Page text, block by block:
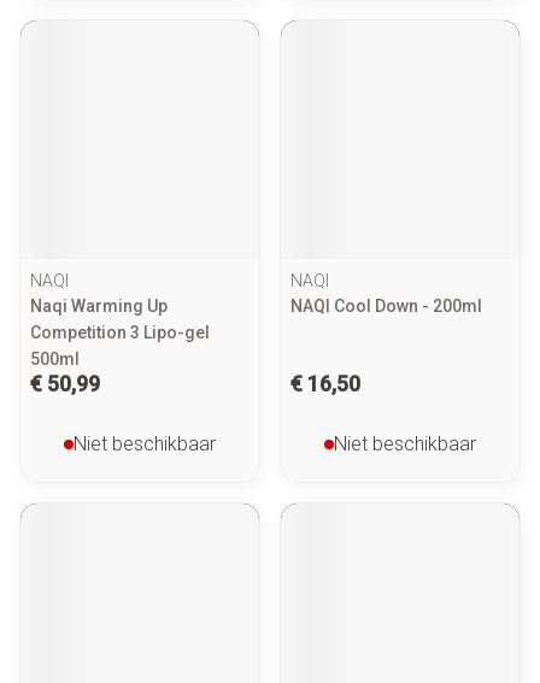
NAQI
Naqi Warming Up
Competition 3 Lipo-gel
500ml
€ 50,99
Niet beschikbaar
NAQI
NAQI Cool Down - 200ml
€ 16,50
Niet beschikbaar